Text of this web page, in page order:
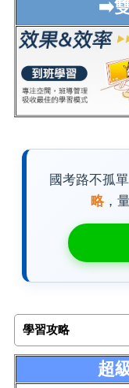
➡️
國考路不孤
略，
學習攻略
超